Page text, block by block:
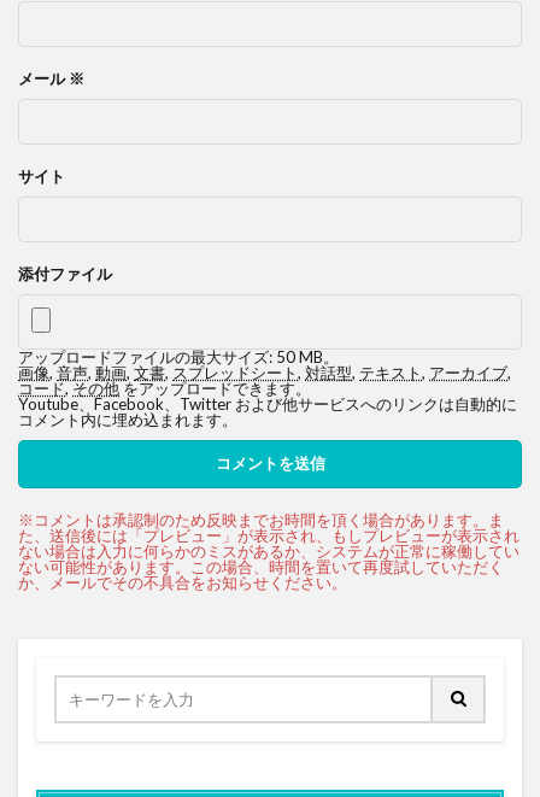
メール ※
サイト
添付ファイル
アップロードファイルの最大サイズ: 50 MB。
画像, 音声, 動画, 文書, スプレッドシート, 対話型, テキスト, アーカイブ,
コード,その他をアップロードできます。
Youtube、Facebook、Twitter および他サービスへのリンクは自動的に
コメント内に埋め込まれます。